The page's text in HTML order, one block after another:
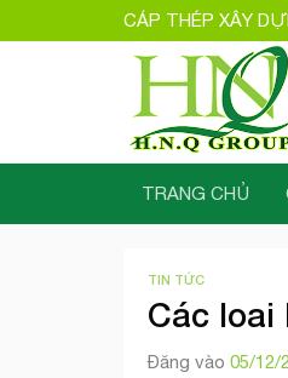
qua
CÁP THÉP XÂY
TRANG CHỦ
TIN TỨC
Các
Đăng vào 05/12/